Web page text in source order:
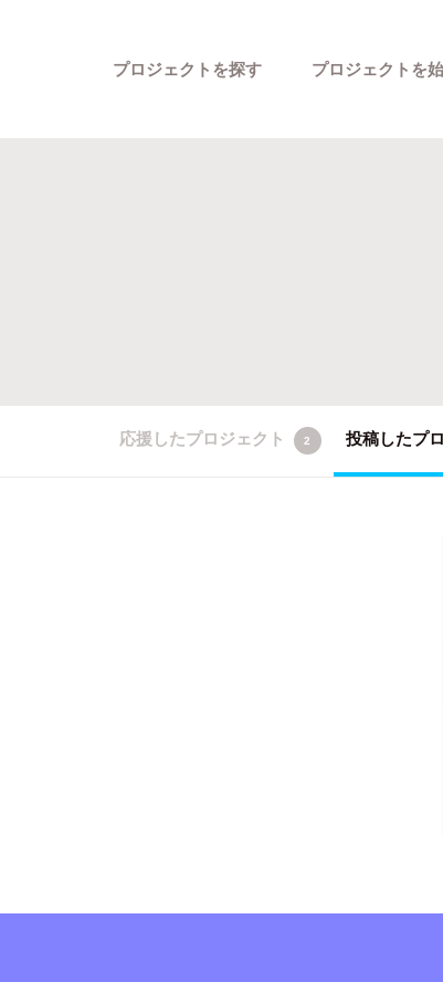
プロジェクトを探す プロジェクトを
応援したプロジェクト 2 投稿したプ